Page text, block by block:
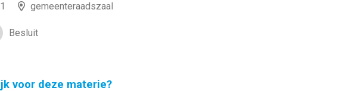
gemeenteraadszaal
Besluit
voor deze materie?